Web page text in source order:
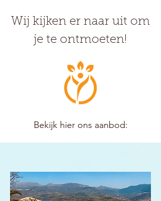
Wij kijken er naar uit om
je te ontmoeten!
Bekijk hier ons aanbod: